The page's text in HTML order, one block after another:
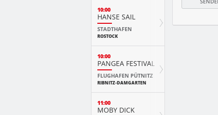
10:00
HANSE SAIL
STADTHAFEN
ROSTOCK
10:00
PANGEA FESTIVAL
FLUGHAFEN PÜTNITZ
RIBNITZ-DAMGARTEN
11:00
MOBY DICK